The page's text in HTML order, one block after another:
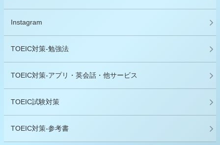
Instagram
TOEIC対策-勉強法
TOEIC対策-アプリ・英会話・他サービス
TOEIC試験対策
TOEIC対策-参考書